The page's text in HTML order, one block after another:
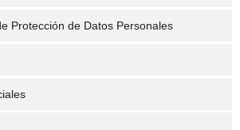
Protección de Datos Personales